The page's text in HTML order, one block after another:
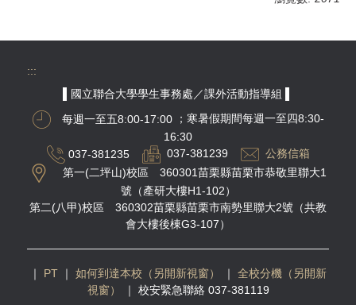
:::
▌國立聯合大學學生事務處／課外活動指導組 ▌
每週一至五8:00-17:00
；寒暑假期間每週一至四8:30-
16:30
037-381235
037-381239
公務信箱
第一(二坪山)校區 360301苗栗縣苗栗市恭敬里聯大1
號（產研大樓H1-102）
第二(八甲)校區 360302苗栗縣苗栗市南勢里聯大2號（共教
會大樓後棟G3-107）
｜ PT ｜ 如何到達本校（另開新視窗） ｜ 全校分機（另開新
視窗）
｜ 校安緊急聯絡 037-381119